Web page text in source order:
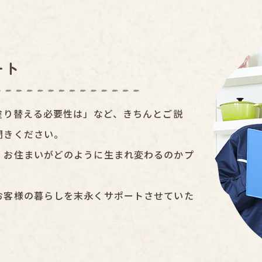
替える必要性は」など、きちんとご説
ください。
住まいがどのように生まれ変わるのかプ
様の暮らしを末永くサポートさせていた